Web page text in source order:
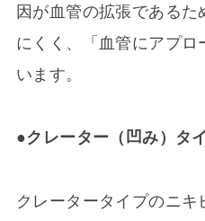
因が血管の拡張であるた
にくく、「血管にアプロ
います。
●クレーター（凹み）タ
クレータータイプのニキ